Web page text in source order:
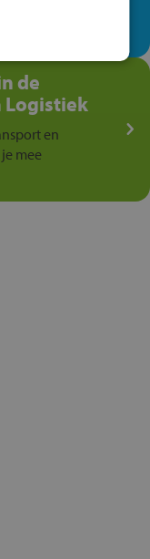
de
Logistiek
en
mee